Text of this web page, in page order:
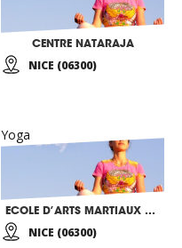
CENTRE NATARAJA
NICE (06300)
Yoga
ECOLE D’ARTS MARTIAUX PATRICK DELARUE
NICE (06300)